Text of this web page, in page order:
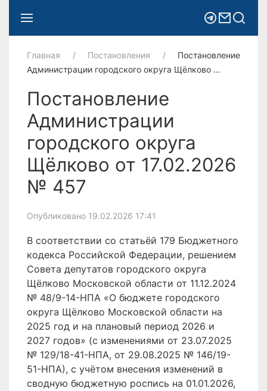
Главная Постановления
Постановление
Администрации городского округа Щёлково …
Постановление
Администрации
городского округа
Щёлково от 17.02.2026
№ 457
Опубликовано 19.02.2026 17:41
В соответствии со статьёй 179 Бюджетного
кодекса Российской Федерации, решением
Совета депутатов городского округа
Щёлково Московской области от 11.12.2024
№ 48/9-14-НПА «О бюджете городского
округа Щёлково Московской области на
2025 год и на плановый период 2026 и
2027 годов» (с изменениями от 23.07.2025
№ 129/18-41-НПА, от 29.08.2025 № 146/19-
51-НПА), с учётом внесения изменений в
сводную бюджетную роспись на 01.01.2026,